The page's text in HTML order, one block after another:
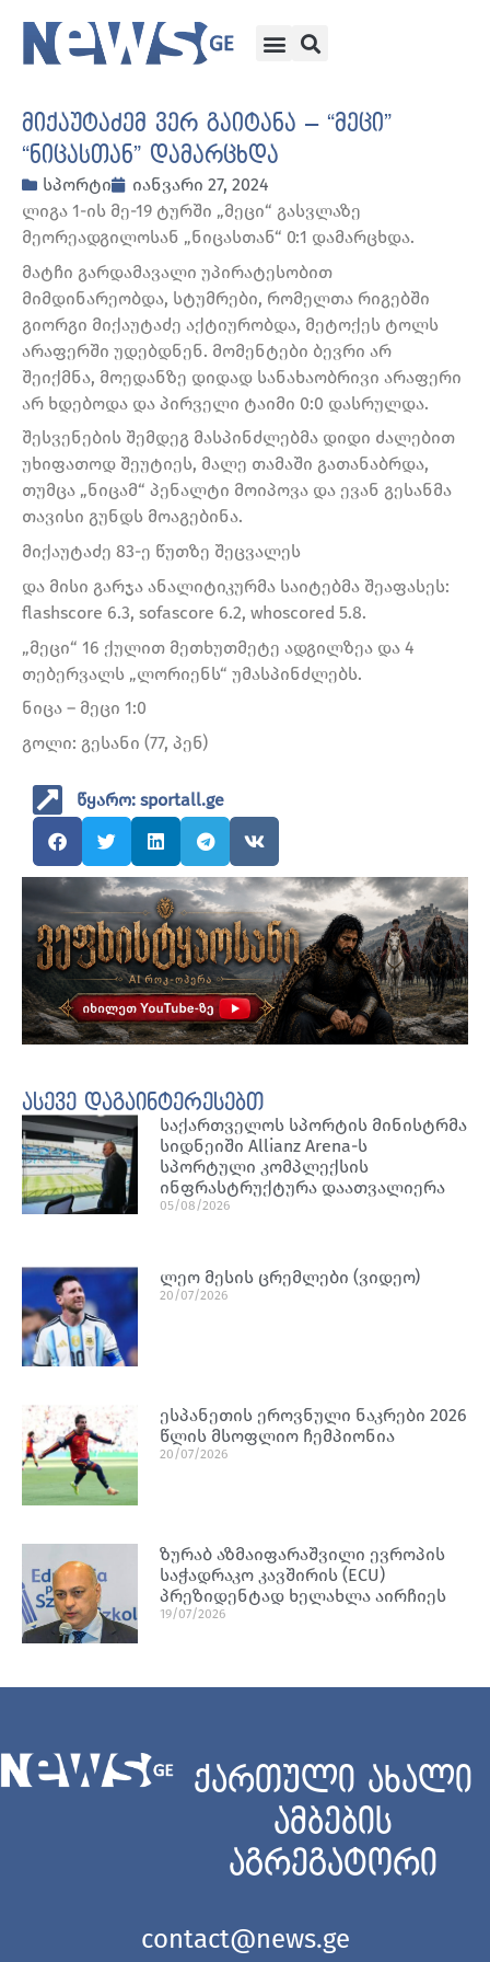
მიქაუტაძემ ვერ გაიტანა – “მეცი”
“ნიცასთან” დამარცხდა
სპორტი
იანვარი 27, 2024
ლიგა 1-ის მე-19 ტურში „მეცი“ გასვლაზე
მეორეადგილოსან „ნიცასთან“ 0:1 დამარცხდა.
მატჩი გარდამავალი უპირატესობით
მიმდინარეობდა, სტუმრები, რომელთა რიგებში
გიორგი მიქაუტაძე აქტიურობდა, მეტოქეს ტოლს
არაფერში უდებდნენ. მომენტები ბევრი არ
შეიქმნა, მოედანზე დიდად სანახაობრივი არაფერი
არ ხდებოდა და პირველი ტაიმი 0:0 დასრულდა.
შესვენების შემდეგ მასპინძლებმა დიდი ძალებით
უხიფათოდ შეუტიეს, მალე თამაში გათანაბრდა,
თუმცა „ნიცამ“ პენალტი მოიპოვა და ევან გესანმა
თავისი გუნდს მოაგებინა.
მიქაუტაძე 83-ე წუთზე შეცვალეს
და მისი გარჯა ანალიტიკურმა საიტებმა შეაფასეს:
flashscore 6.3, sofascore 6.2, whoscored 5.8.
„მეცი“ 16 ქულით მეთხუთმეტე ადგილზეა და 4
თებერვალს „ლორიენს“ უმასპინძლებს.
ნიცა – მეცი 1:0
გოლი: გესანი (77, პენ)
წყარო: sportall.ge
ასევე დაგაინტერესებთ
საქართველოს სპორტის მინისტრმა
სიდნეიში Allianz Arena-ს
სპორტული კომპლექსის
ინფრასტრუქტურა დაათვალიერა
05/08/2026
ლეო მესის ცრემლები (ვიდეო)
20/07/2026
ესპანეთის ეროვნული ნაკრები 2026
წლის მსოფლიო ჩემპიონია
20/07/2026
ზურაბ აზმაიფარაშვილი ევროპის
საჭადრაკო კავშირის (ECU)
პრეზიდენტად ხელახლა აირჩიეს
19/07/2026
ქართული ახალი
ამბების
აგრეგატორი
contact@news.ge